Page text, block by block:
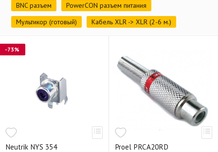
BNC разъем
PowerCON разъем питания
Мультикор (готовый)
Кабель XLR -> XLR (2-6 м.)
Neutrik NYS 354
-73%
Proel PRCA20RD